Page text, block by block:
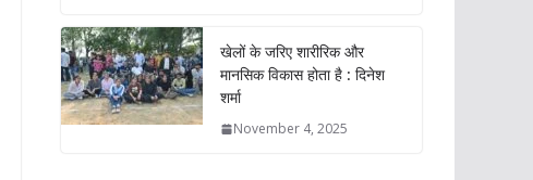
खेलों के जरिए शारीरिक और
मानसिक विकास होता है : दिनेश
शर्मा
November 4, 2025